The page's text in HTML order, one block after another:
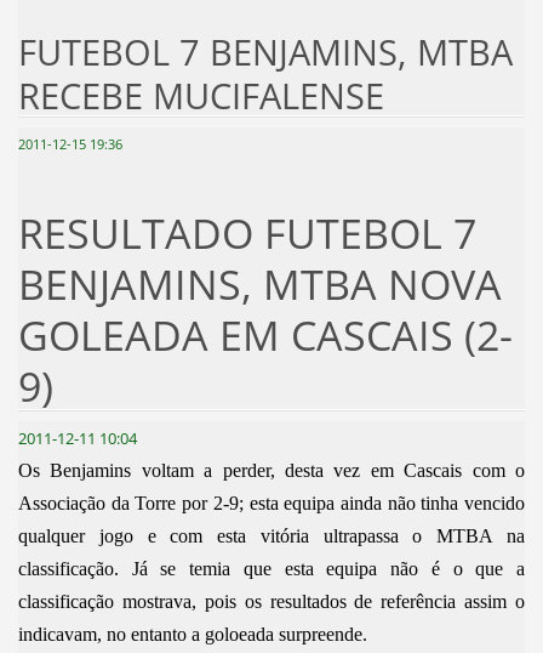
FUTEBOL 7 BENJAMINS, MTBA
RECEBE MUCIFALENSE
2011-12-15 19:36
RESULTADO FUTEBOL 7
BENJAMINS, MTBA NOVA
GOLEADA EM CASCAIS (2-
9)
2011-12-11 10:04
Os Benjamins voltam a perder, desta vez em Cascais com o
Associação da Torre por 2-9; esta equipa ainda não tinha vencido
qualquer jogo e com esta vitória ultrapassa o MTBA na
classificação. Já se temia que esta equipa não é o que a
classificação mostrava, pois os resultados de referência assim o
indicavam, no entanto a goloeada surpreende.